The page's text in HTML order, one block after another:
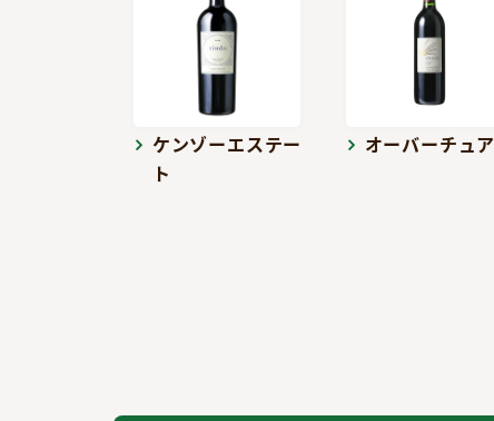
ケンゾーエステー
ト
オーバーチュア